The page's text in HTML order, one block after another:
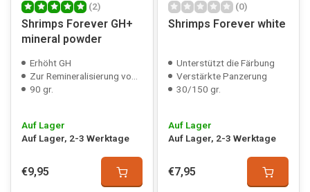
(2)
Shrimps Forever GH+
mineral powder
Erhöht GH
Zur Remineralisierung von Osmose-/Regenwasser
90 gr.
Auf Lager
Auf Lager, 2-3 Werktage
€9,95
(0)
Shrimps Forever white
Unterstützt die Färbung
Verstärkte Panzerung
30/150 gr.
Auf Lager
Auf Lager, 2-3 Werktage
€7,95